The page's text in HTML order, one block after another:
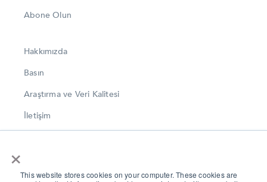
×
This website stores cookies on your computer. These cookies are
Abone Olun
Hakkımızda
Basın
Araştırma ve Veri Kalitesi
İletişim
Twitter